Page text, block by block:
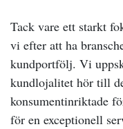
Tack vare ett starkt
vi efter att ha
kundportfölj. Vi
kundlojalitet hör till
konsumentinriktade
för en exceptionell